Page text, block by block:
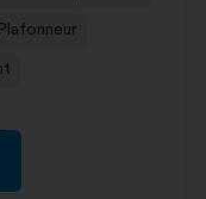
Plafonneur